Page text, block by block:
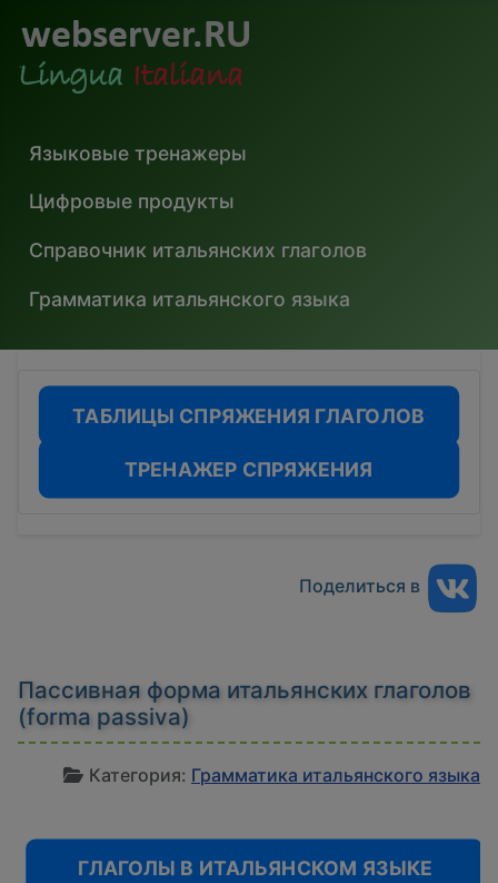
Языковые тренажеры
Цифровые продукты
Справочник итальянских глаголов
Грамматика итальянского языка
ТАБЛИЦЫ СПРЯЖЕНИЯ ГЛАГОЛОВ
ТРЕНАЖЕР СПРЯЖЕНИЯ
Поделиться в
Пассивная форма итальянских глаголов
(forma passiva)
Категория: Грамматика итальянского языка
ГЛАГОЛЫ В ИТАЛЬЯНСКОМ ЯЗЫКЕ